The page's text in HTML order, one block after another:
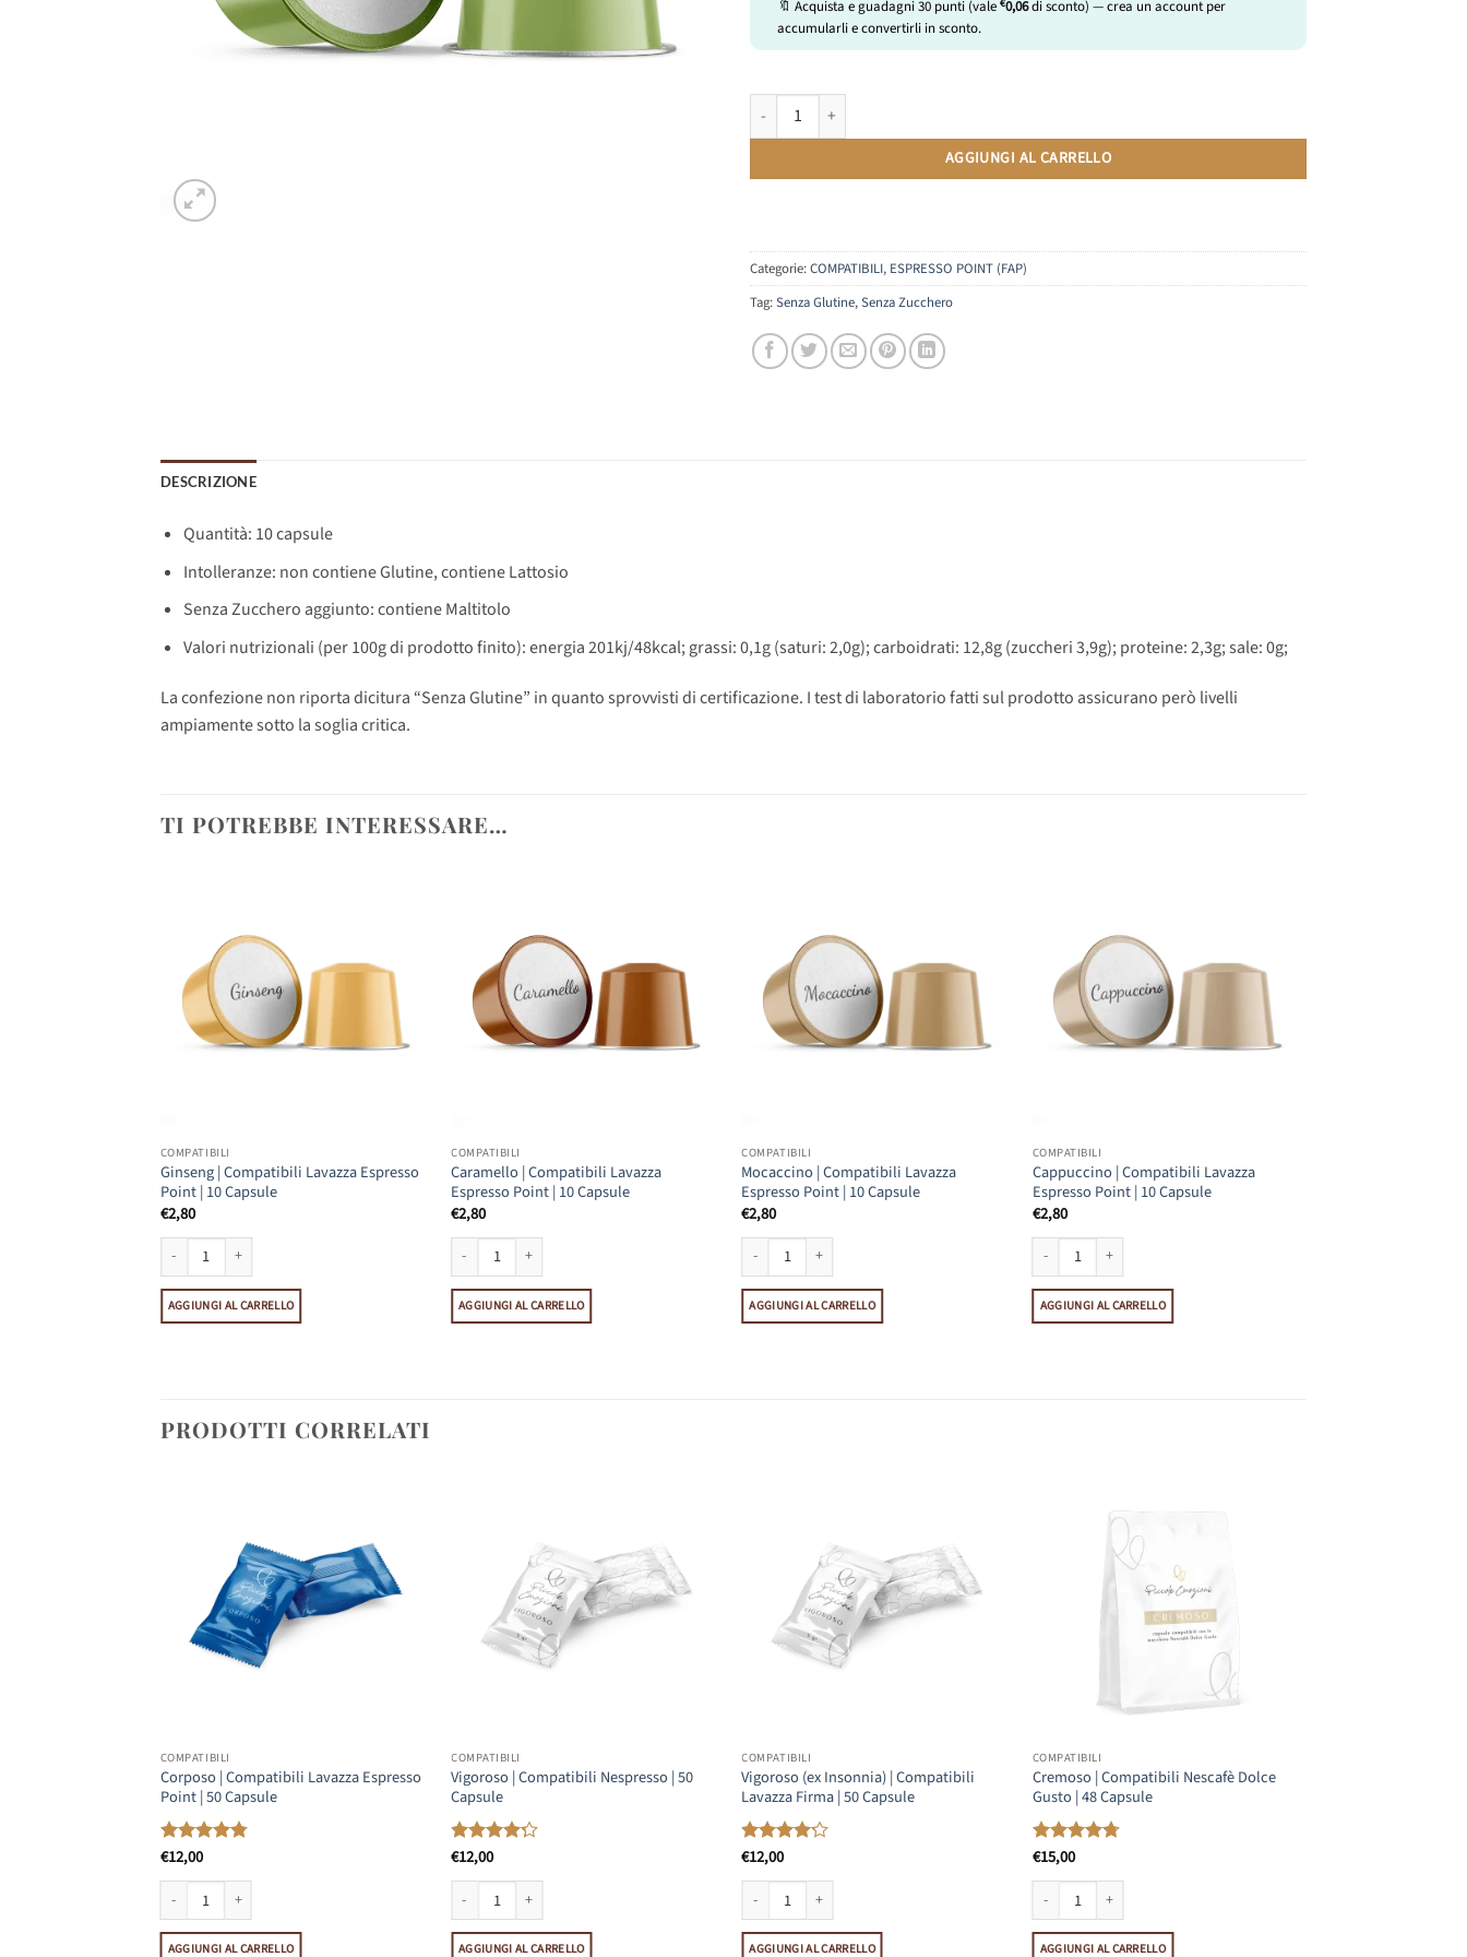
🔖 Acquista e guadagni30 punti (vale €0,06di sconto) — crea un account per
accumularli e convertirli in sconto.
Pistacchio Senza Zucchero | Compatibili Lavazza Espresso Point | 10 Capsule quantità
AGGIUNGI AL CARRELLO
Categorie:COMPATIBILI, ESPRESSO POINT (FAP)
Tag:Senza Glutine,Senza Zucchero
DESCRIZIONE
Quantità: 10 capsule
Intolleranze: non contiene Glutine, contiene Lattosio
Senza Zucchero aggiunto: contiene Maltitolo
Valori nutrizionali (per 100g di prodotto finito): energia 201kj/48kcal; grassi: 0,1g (saturi: 2,0g); carboidrati: 12,8g (zuccheri 3,9g); proteine: 2,3g; sale: 0g;
La confezione non riporta dicitura “Senza Glutine” in quanto sprovvisti di certificazione. I test di laboratorio fatti sul prodotto assicurano però livelli
ampiamente sotto la soglia critica.
TI POTREBBE INTERESSARE…
COMPATIBILI
Ginseng | Compatibili Lavazza Espresso
Point | 10 Capsule
€2,80
Ginseng | Compatibili Lavazza Espresso Point | 10 Capsule quantità
AGGIUNGI AL CARRELLO
COMPATIBILI
Caramello | Compatibili Lavazza
Espresso Point | 10 Capsule
€2,80
Caramello | Compatibili Lavazza Espresso Point | 10 Capsule quantità
AGGIUNGI AL CARRELLO
COMPATIBILI
Mocaccino | Compatibili Lavazza
Espresso Point | 10 Capsule
€2,80
Mocaccino | Compatibili Lavazza Espresso Point | 10 Capsule quantità
AGGIUNGI AL CARRELLO
COMPATIBILI
Cappuccino | Compatibili Lavazza
Espresso Point | 10 Capsule
€2,80
Cappuccino | Compatibili Lavazza Espresso Point | 10 Capsule quantità
AGGIUNGI AL CARRELLO
Lavazza Espresso Point | 10 Capsule quantità
PRODOTTI CORRELATI
COMPATIBILI
Corposo | Compatibili Lavazza Espresso
Point | 50 Capsule
Valutato
€12,00
Corposo | Compatibili Lavazza Espresso Point | 50 Capsule quantità
AGGIUNGI AL CARRELLO
COMPATIBILI
Vigoroso | Compatibili Nespresso | 50
Capsule
Valutato
€12,00
Vigoroso | Compatibili Nespresso | 50 Capsule quantità
AGGIUNGI AL CARRELLO
COMPATIBILI
Vigoroso (ex Insonnia) | Compatibili
Lavazza Firma | 50 Capsule
Valutato
€12,00
Vigoroso (ex Insonnia) | Compatibili Lavazza Firma | 50 Capsule quantità
AGGIUNGI AL CARRELLO
COMPATIBILI
Cremoso | Compatibili Nescafè Dolce
Gusto | 48 Capsule
Valutato
€15,00
Cremoso | Compatibili Nescafè Dolce Gusto | 48 Capsule quantità
AGGIUNGI AL CARRELLO